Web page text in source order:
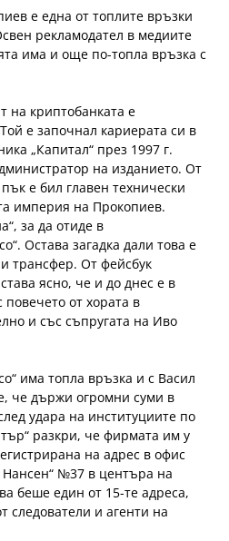
е една от топлите връзки
рекламодател в медиите
има и още по-топла връзка с
на криптобанката е
е започнал кариерата си в
„Капитал“ през 1997 г.
на изданието. От
е бил главен технически
империя на Прокопиев.
за да отиде в
Остава загадка дали това е
трансфер. От фейсбук
ясно, че и до днес е в
от хората в
и със съпругата на Иво
има топла връзка и с Васил
че държи огромни суми в
удара на институциите по
разкри, че фирмата им у
на адрес в офис
№37 в центъра на
беше един от 15-те адреса,
следователи и агенти на